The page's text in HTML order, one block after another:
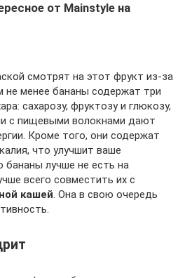
от Mainstyle на
смотрят на этот фрукт из-за
не менее бананы содержат три
сахарозу, фруктозу и глюкозу,
с пищевыми волокнами дают
Кроме того, они содержат
что улучшит ваше
бананы лучше не есть на
всего совместить их с
кашей. Она в свою очередь